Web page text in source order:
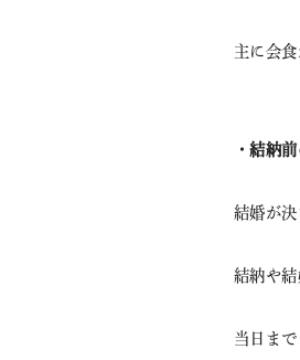
主に会
・結納
結婚が決
結納や結
当日ま